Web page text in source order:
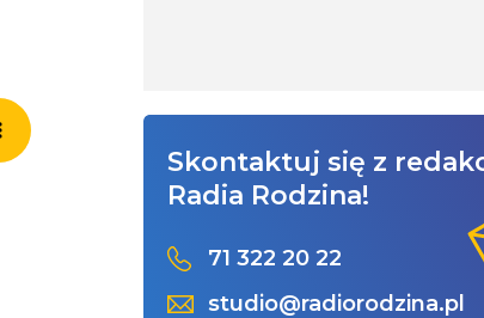
Skontaktuj się z
Radia Rodzina!
71 322 20 22
studio@radiorodzina.pl